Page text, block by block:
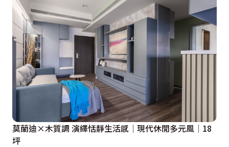
莫蘭迪×木質調 演繹恬靜生活感│現代休閒多元風│18
坪